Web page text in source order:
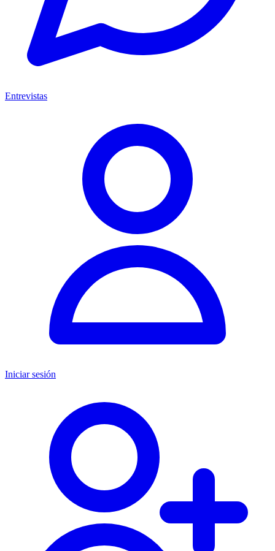
Entrevistas
Iniciar sesión